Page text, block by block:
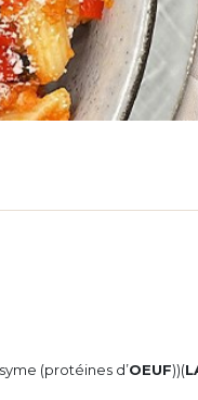
(protéines d’OEUF))(